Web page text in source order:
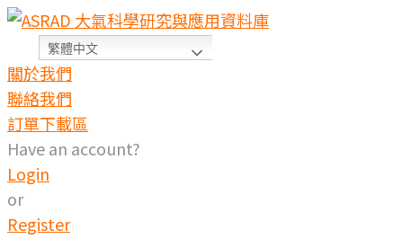
繁體中文
關於我們
聯絡我們
訂單下載區
Have an account?
Login
or
Register